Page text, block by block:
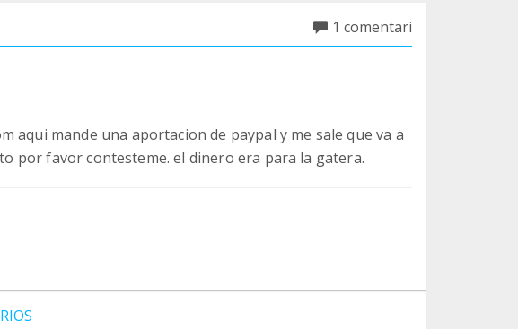
1 comentari
aqui mande una aportacion de paypal y me sale que va a
por favor contesteme. el dinero era para la gatera.